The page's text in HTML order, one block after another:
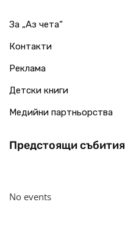
За „Аз чета“
Контакти
Реклама
Детски книги
Медийни партньорства
Предстоящи събития
No events